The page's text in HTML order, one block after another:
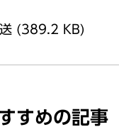
(389.2 KB)
すめの記事